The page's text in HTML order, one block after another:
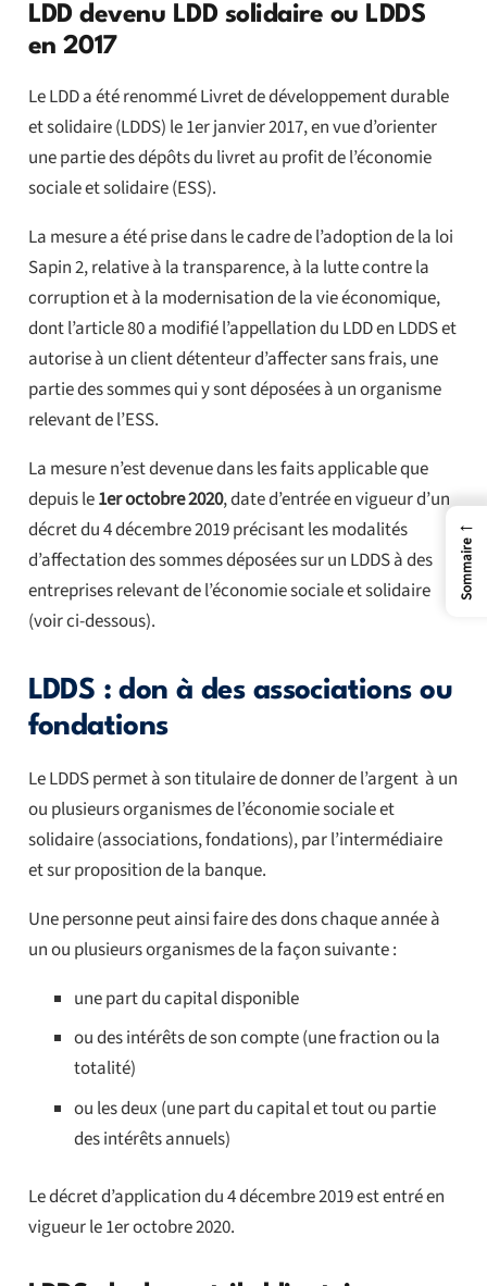
LDD devenu LDD solidaire ou LDDS
en 2017
Le LDD a été renommé Livret de développement durable
et solidaire (LDDS) le 1er janvier 2017, en vue d’orienter
une partie des dépôts du livret au profit de l’économie
sociale et solidaire (ESS).
La mesure a été prise dans le cadre de l’adoption de la loi
Sapin 2, relative à la transparence, à la lutte contre la
corruption et à la modernisation de la vie économique,
dont l’article 80 a modifié l’appellation du LDD en LDDS et
autorise à un client détenteur d’affecter sans frais, une
partie des sommes qui y sont déposées à un organisme
relevant de l’ESS.
La mesure n’est devenue dans les faits applicable que
depuis le1er octobre 2020, date d’entrée en vigueur d’un
décret du 4 décembre 2019 précisant les modalités
d’affectation des sommes déposées sur un LDDS à des
entreprises relevant de l’économie sociale et solidaire
(voir ci-dessous).
LDDS : don à des associations ou
fondations
Le LDDS permet à son titulaire de donner de l’argent à un
ou plusieurs organismes de l’économie sociale et
solidaire (associations, fondations), par l’intermédiaire
et sur proposition de la banque.
Une personne peut ainsi faire des dons chaque année à
un ou plusieurs organismes de la façon suivante :
une part du capital disponible
ou des intérêts de son compte (une fraction ou la
totalité)
ou les deux (une part du capital et tout ou partie
des intérêts annuels)
Le décret d’application du 4 décembre 2019 est entré en
vigueur le 1er octobre 2020.
←
Sommaire